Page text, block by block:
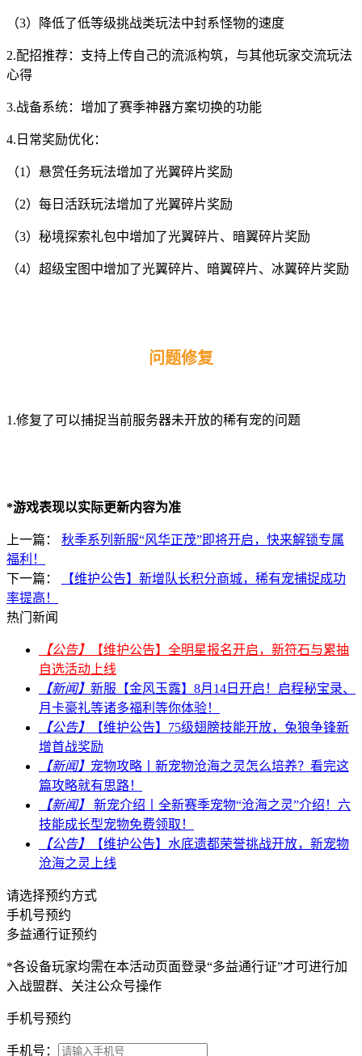
（3）降低了低等级挑战类玩法中封系怪物的速度
2.配招推荐：支持上传自己的流派构筑，与其他玩家交流玩法
心得
3.战备系统：增加了赛季神器方案切换的功能
4.日常奖励优化：
（1）悬赏任务玩法增加了光翼碎片奖励
（2）每日活跃玩法增加了光翼碎片奖励
（3）秘境探索礼包中增加了光翼碎片、暗翼碎片奖励
（4）超级宝图中增加了光翼碎片、暗翼碎片、冰翼碎片奖励
问题修复
1.修复了可以捕捉当前服务器未开放的稀有宠的问题
*游戏表现以实际更新内容为准
上一篇：
秋季系列新服“风华正茂”即将开启，快来解锁专属
福利！
下一篇：
【维护公告】新增队长积分商城，稀有宠捕捉成功
率提高！
热门新闻
【公告】
【维护公告】全明星报名开启，新符石与累抽
自选活动上线
【新闻】 新服【金风玉露】8月14日开启！启程秘宝录、
月卡豪礼等诸多福利等你体验！
【公告】
【维护公告】75级翅膀技能开放，兔狼争锋新
增首战奖励
【新闻】 宠物攻略丨新宠物沧海之灵怎么培养？看完这
篇攻略就有思路！
【新闻】
新宠介绍丨全新赛季宠物“沧海之灵”介绍！六
技能成长型宠物免费领取！
【公告】
【维护公告】水底遗都荣誉挑战开放，新宠物
沧海之灵上线
请选择预约方式
手机号预约
多益通行证预约
*各设备玩家均需在本活动页面登录“多益通行证”才可进行加
入战盟群、关注公众号操作
手机号预约
手机号：